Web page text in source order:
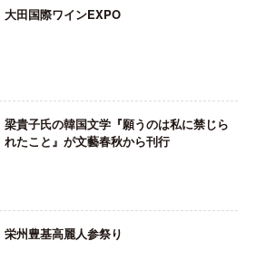
大田国際ワインEXPO
梁貴子氏の韓国文学『願うのは私に禁じら
れたこと』が文藝春秋から刊行
栄州豊基高麗人参祭り